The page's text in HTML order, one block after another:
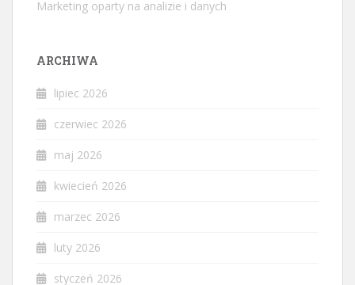
Marketing oparty na analizie i danych
ARCHIWA
lipiec 2026
czerwiec 2026
maj 2026
kwiecień 2026
marzec 2026
luty 2026
styczeń 2026